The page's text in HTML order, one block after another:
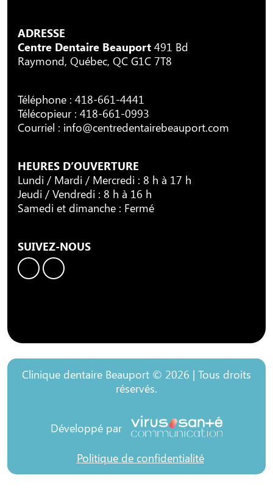
ADRESSE
Centre Dentaire Beauport 491 Bd
Raymond, Québec, QC G1C 7T8
Téléphone : 418-661-4441
Télécopieur : 418-661-0993
Courriel : info@centredentairebeauport.com
HEURES D’OUVERTURE
Lundi / Mardi / Mercredi : 8 h à 17 h
Jeudi / Vendredi : 8 h à 16 h
Samedi et dimanche : Fermé
SUIVEZ-NOUS
Clinique dentaire Beauport © 2026 | Tous droits
réservés.
Développé par
Politique de confidentialité